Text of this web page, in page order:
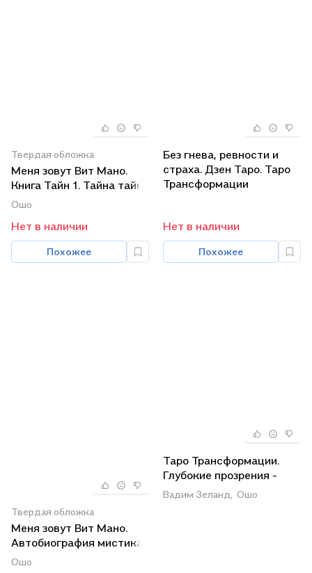
Твердая обложка
Меня зовут Вит Мано.
Книга Тайн 1. Тайна тайн
(комплект из 3 книг)
Ошо
Нет в наличии
Похожее
Без гнева, ревности и
страха. Дзен Таро. Таро
Трансформации
Нет в наличии
Похожее
Твердая обложка
Меня зовут Вит Мано.
Автобиография мистика.
Азбука осознанности.
Ошо
Таро Трансформации.
Глубокие прозрения -
каждый день. Таро
пространства вариантов.
Вадим Зеланд, Ошо